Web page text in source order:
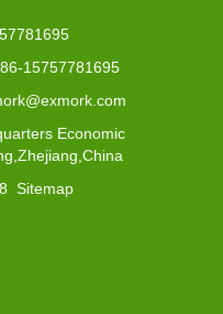
15757781695
Economic
Sitemap